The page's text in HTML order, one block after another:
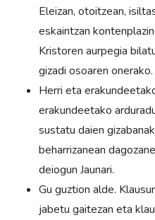
Eleizan, otoitzean,
eskaintzan
Kristoren aurpegia
gizadi osoaren
Herri eta
erakundeetako
sustatu daien
beharrizanean
deiogun Jaunari.
Gu guztion alde.
jabetu gaitezan eta